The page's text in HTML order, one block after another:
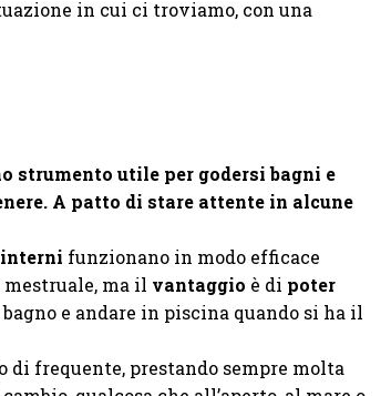
in cui ci troviamo, con una
strumento utile per godersi bagni e
A patto di stare attente in alcune
funzionano in modo efficace
ma il vantaggio è di poter
e andare in piscina quando si ha il
di frequente, prestando sempre molta